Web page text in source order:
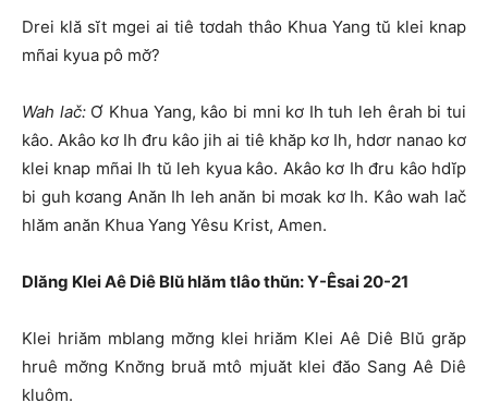
Drei klă sĭt mgei ai tiê tơdah thâo Khua Yang tŭ klei knap
mñai kyua pô mơ̆?
Wah lač: Ơ Khua Yang, kâo bi mni kơ Ih tuh leh êrah bi tui
kâo. Akâo kơ Ih đru kâo jih ai tiê khăp kơ Ih, hdơr nanao kơ
klei knap mñai Ih tŭ leh kyua kâo. Akâo kơ Ih đru kâo hdĭp
bi guh kơang Anăn Ih leh anăn bi mơak kơ Ih. Kâo wah lač
hlăm anăn Khua Yang Yêsu Krist, Amen.
Dlăng Klei Aê Diê Blŭ hlăm tlâo thŭn: Y-Êsai 20-21
Klei hriăm mblang mơ̆ng klei hriăm Klei Aê Diê Blŭ grăp
hruê mơ̆ng Knơ̆ng bruă mtô mjuăt klei đăo Sang Aê Diê
kluôm.